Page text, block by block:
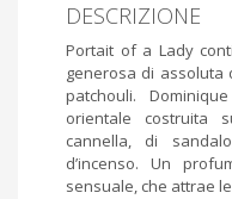
DESCRIZIONE
Portait of a Lady
generosa di
patchouli.
orientale costruita
cannella, di
d’incenso. Un
sensuale, che attrae